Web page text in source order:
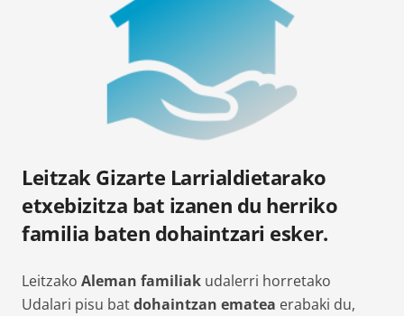
Leitzak Gizarte Larrialdietarako
etxebizitza bat izanen du herriko
familia baten dohaintzari esker.
Leitzako Aleman familiak udalerri horretako
Udalari pisu batdohaintzan ematea erabaki du,